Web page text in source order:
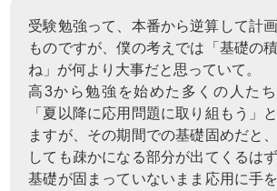
受験勉強って、本番から逆算して計
ものですが、僕の考えでは「基礎の
ね」が何より大事だと思っていて。
高3から勉強を始めた多くの人たち
「夏以降に応用問題に取り組もう」
ますが、その期間での基礎固めだと
しても疎かになる部分が出てくるはず
基礎が固まっていないまま応用に手